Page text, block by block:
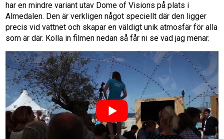
har en mindre variant utav Dome of Visions på plats i
Almedalen. Den är verkligen något speciellt där den ligger
precis vid vattnet och skapar en väldigt unik atmosfär för alla
som är där. Kolla in filmen nedan så får ni se vad jag menar.